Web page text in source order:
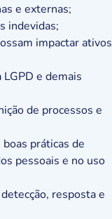
e externas;
indevidas;
impactar ativos
e demais
de processos e
práticas de
pessoais e no uso
resposta e